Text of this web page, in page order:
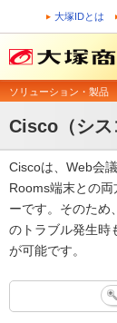
大塚IDとは
ソリューション・製品
Cisco（シス
Ciscoは、Web会
Rooms端末との
ーです。そのため
のトラブル発生時
が可能です。